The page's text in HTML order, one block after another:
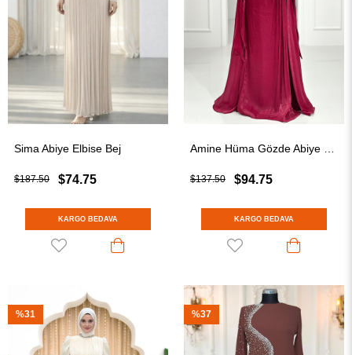
Sima Abiye Elbise Bej
$74.75
$187.50
KARGO BEDAVA
$94.75
$137.50
KARGO BEDAVA
%31 %37